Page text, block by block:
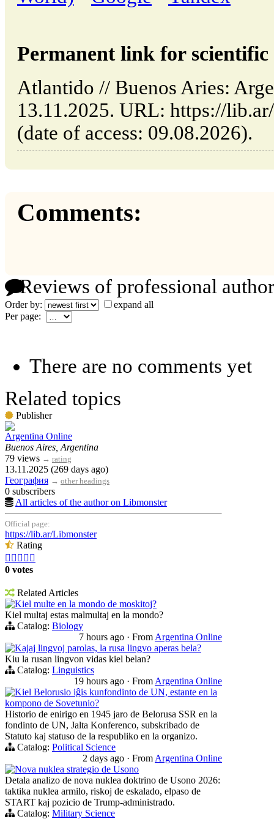
Permanent link for
Atlantido // Buenos Aries:
13.11.2025. URL: https://
(date of access: 09.08.2026).
Comments:
Reviews of professional
Order by:
expand all
Per page:
There are no comments yet
Related topics
Publisher
Argentina Online
Buenos Aires, Argentina
79 views → rating
13.11.2025 (269 days ago)
География → other headings
0 subscribers
All articles of the author on Libmonster
Official page:
https://lib.ar/Libmonster
Rating
    
0 votes
Related Articles
Kiel multe en la mondo de moskitoj?
Kiel multaj estas malmultaj en la mondo?
Catalog: Biology
7 hours ago · From Argentina Online
Kajaj lingvoj parolas, la rusa lingvo aperas bela?
Kiu la rusan lingvon vidas kiel belan?
Catalog: Linguistics
19 hours ago · From Argentina Online
Kiel Belorusio iĝis kunfondinto de UN, estante en la
kompono de Sovetunio?
Historio de enirigo en 1945 jaro de Belorusa SSR en la
fondinto de UN, Jalta Konferenco, subskribado de
Statuto kaj statuso de la respubliko en la organizo.
Catalog: Political Science
2 days ago · From Argentina Online
Nova nuklea strategio de Usono
Detala analizo de nova nuklea doktrino de Usono 2026:
taktika nuklea armilo, riskoj de eskalado, elpaso de
START kaj pozicio de Trump-administrado.
Catalog: Military Science